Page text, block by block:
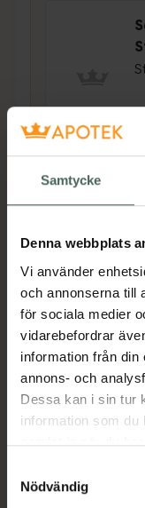
Samtycke
Denna webbplats
Vi använder
och annonserna till
för sociala medier
vidarebefordrar
information från din
annons- och
Dessa kan i sin tur
information som du
samlat in när du
återkalla ditt
Nödvändig
Beskrivning
Upptäck
ultimat
slitstark nylon
och livstid.
ovansidan är
dagar.Den
bara
och bekväm